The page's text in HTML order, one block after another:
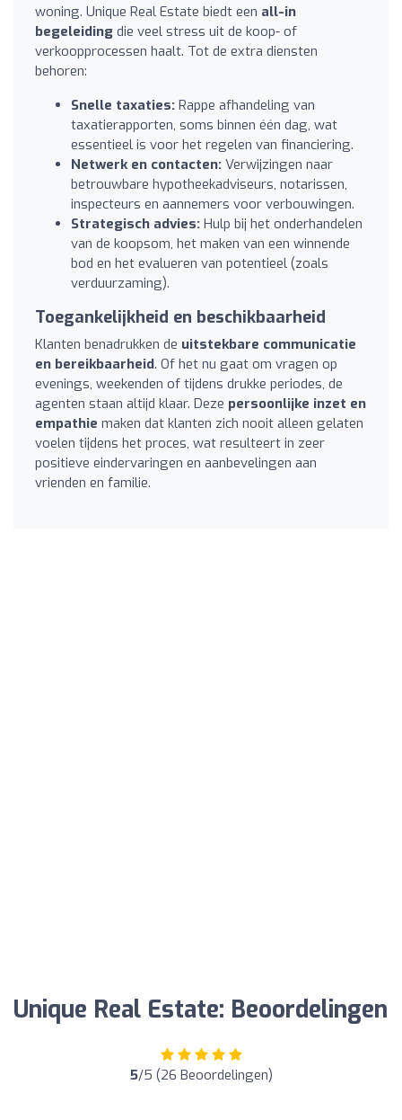
woning. Unique Real Estate biedt een all-in
begeleiding die veel stress uit de koop- of
verkoopprocessen haalt. Tot de extra diensten
behoren:
Snelle taxaties: Rappe afhandeling van
taxatierapporten, soms binnen één dag, wat
essentieel is voor het regelen van financiering.
Netwerk en contacten: Verwijzingen naar
betrouwbare hypotheekadviseurs, notarissen,
inspecteurs en aannemers voor verbouwingen.
Strategisch advies: Hulp bij het onderhandelen
van de koopsom, het maken van een winnende
bod en het evalueren van potentieel (zoals
verduurzaming).
Toegankelijkheid en beschikbaarheid
Klanten benadrukken de uitstekbare communicatie
en bereikbaarheid. Of het nu gaat om vragen op
evenings, weekenden of tijdens drukke periodes, de
agenten staan altijd klaar. Deze persoonlijke inzet en
empathie maken dat klanten zich nooit alleen gelaten
voelen tijdens het proces, wat resulteert in zeer
positieve eindervaringen en aanbevelingen aan
vrienden en familie.
Unique Real Estate: Beoordelingen
5/5 (26 Beoordelingen)